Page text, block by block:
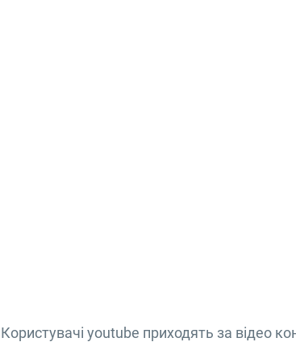
Користувачі youtube приходять за відео